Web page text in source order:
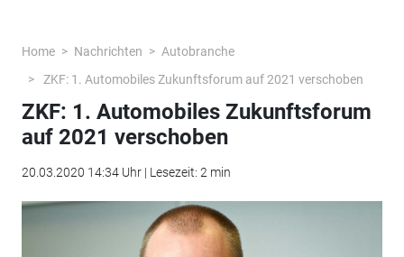
Home Nachrichten
Autobranche
ZKF: 1. Automobiles Zukunftsforum auf 2021 verschoben
ZKF: 1. Automobiles Zukunftsforum
auf 2021 verschoben
20.03.2020 14:34 Uhr | Lesezeit: 2 min